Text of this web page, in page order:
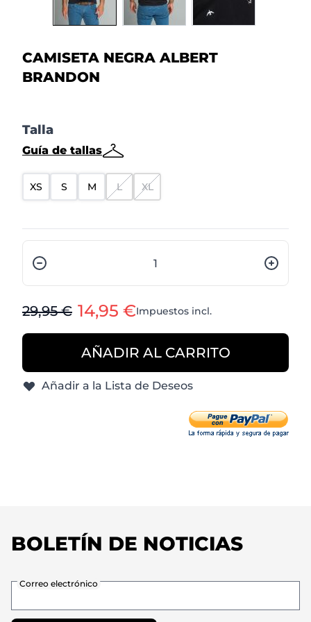
CAMISETA NEGRA ALBERT
BRANDON
Talla
Guía de tallas
XS S M L XL
Cantidad
29,95 € 14,95 €Impuestos incl.
AÑADIR AL CARRITO
Añadir a la Lista de Deseos
BOLETÍN DE NOTICIAS
Correo electrónico